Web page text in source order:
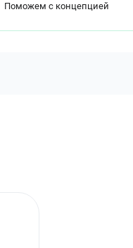
Поможем с концепцией